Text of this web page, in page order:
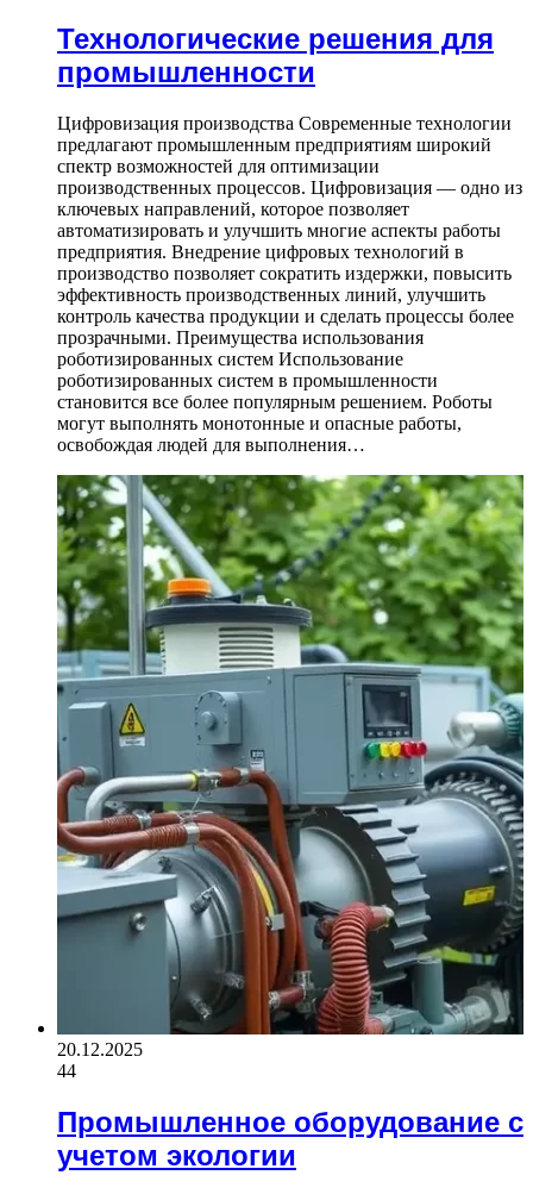
Технологические решения для
промышленности
Цифровизация производства Современные технологии
предлагают промышленным предприятиям широкий
спектр возможностей для оптимизации
производственных процессов. Цифровизация — одно из
ключевых направлений, которое позволяет
автоматизировать и улучшить многие аспекты работы
предприятия. Внедрение цифровых технологий в
производство позволяет сократить издержки, повысить
эффективность производственных линий, улучшить
контроль качества продукции и сделать процессы более
прозрачными. Преимущества использования
роботизированных систем Использование
роботизированных систем в промышленности
становится все более популярным решением. Роботы
могут выполнять монотонные и опасные работы,
освобождая людей для выполнения…
20.12.2025
44
Промышленное оборудование с
учетом экологии